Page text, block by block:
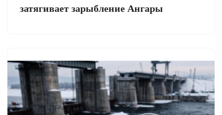
затягивает зарыбление Ангары